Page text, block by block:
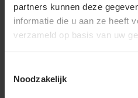
partners kunnen deze
informatie die u aan ze heeft
verzameld op basis van uw
Noodzakelijk
Dit vind je
Items van productcarrousel